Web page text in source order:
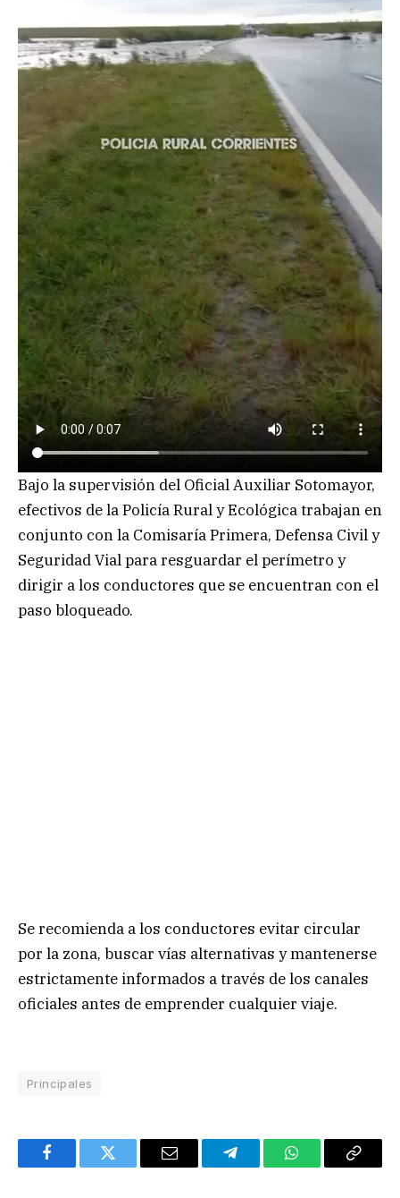
Bajo la supervisión del Oficial Auxiliar Sotomayor,
efectivos de la Policía Rural y Ecológica trabajan en
conjunto con la Comisaría Primera, Defensa Civil y
Seguridad Vial para resguardar el perímetro y
dirigir a los conductores que se encuentran con el
paso bloqueado.
Se recomienda a los conductores evitar circular
por la zona, buscar vías alternativas y mantenerse
estrictamente informados a través de los canales
oficiales antes de emprender cualquier viaje.
Principales
FacebookTwitter Email TelegramWhatsAppCopy